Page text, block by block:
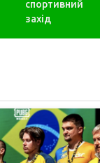
спортивний
захід